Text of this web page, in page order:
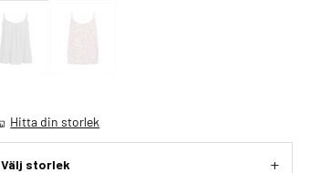
Hitta din storlek
Välj storlek